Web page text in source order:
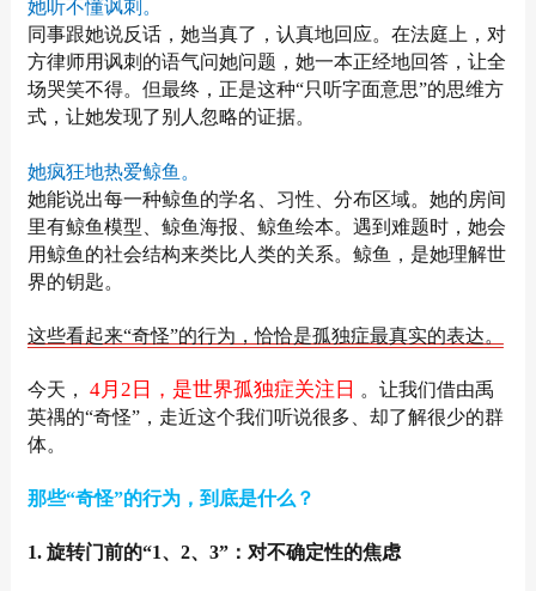
她听不懂讽刺。
同事跟她说反话，她当真了，认真地回应。在法庭上，对
方律师用讽刺的语气问她问题，她一本正经地回答，让全
场哭笑不得。但最终，正是这种“只听字面意思”的思维方
式，让她发现了别人忽略的证据。
她疯狂地热爱鲸鱼。
她能说出每一种鲸鱼的学名、习性、分布区域。她的房间
里有鲸鱼模型、鲸鱼海报、鲸鱼绘本。遇到难题时，她会
用鲸鱼的社会结构来类比人类的关系。鲸鱼，是她理解世
界的钥匙。
这些看起来“奇怪”的行为，恰恰是孤独症最真实的表达。
今天， 4月2日，是世界孤独症关注日 。让我们借由禹
英禑的“奇怪”，走近这个我们听说很多、却了解很少的群
体。
那些“奇怪”的行为，到底是什么？
1. 旋转门前的“1、2、3”：对不确定性的焦虑